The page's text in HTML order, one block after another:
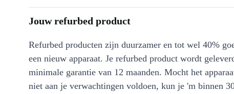
Jouw refurbed product
Refurbed producten zijn duurzamer en tot wel 40%
een nieuw apparaat. Je refurbed product wordt
minimale garantie van 12 maanden. Mocht het
niet aan je verwachtingen voldoen, kun je 'm binnen